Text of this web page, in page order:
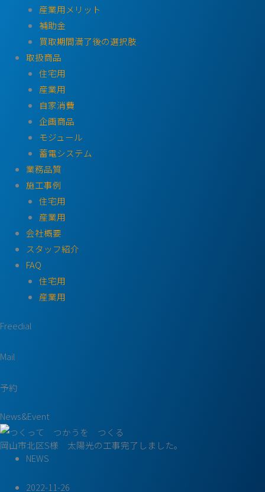
産業用メリット
補助金
買取期間満了後の選択肢
取扱商品
住宅用
産業用
自家消費
企画商品
モジュール
蓄電システム
業務品質
施工事例
住宅用
産業用
会社概要
スタッフ紹介
FAQ
住宅用
産業用
Freedial
Mail
予約
News&Event
岡山市北区S様 太陽光の工事完了しました。
NEWS
2022-11-26